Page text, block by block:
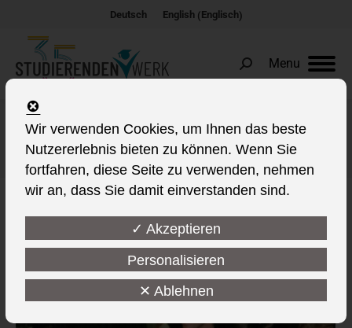
Deutsch English(Englisch)
Menu
Search:
Kategorie-Archive: Geschichte
Sie befinden sich hier:
Wir verwenden Cookies, um Ihnen das beste
Nutzererlebnis bieten zu können. Wenn Sie
fortfahren, diese Seite zu verwenden, nehmen
wir an, dass Sie damit einverstanden sind.
✓ Akzeptieren
Personalisieren
✕ Ablehnen